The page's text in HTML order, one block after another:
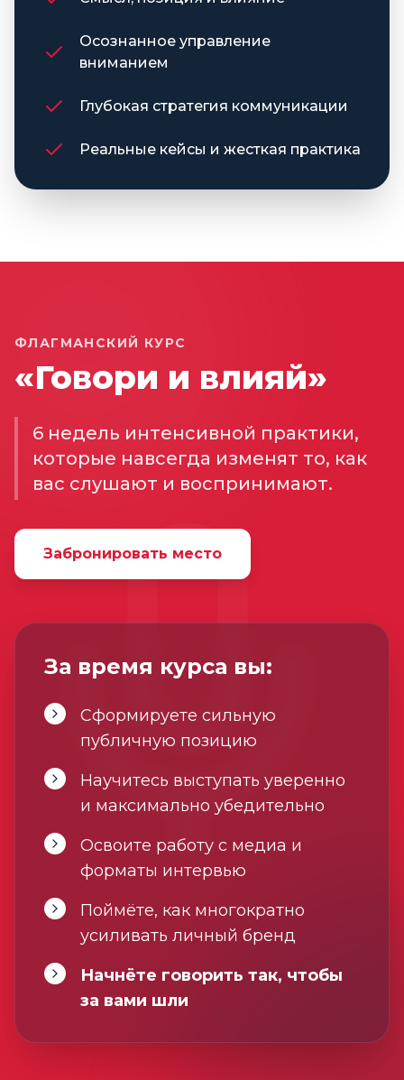
Осознанное управление
вниманием
Глубокая стратегия коммуникации
Реальные кейсы и жесткая практика
ФЛАГМАНСКИЙ КУРС
«Говори и влияй»
6 недель интенсивной практики,
которые навсегда изменят то, как
вас слушают и воспринимают.
Забронировать место
За время курса вы:
Сформируете сильную
публичную позицию
Научитесь выступать уверенно
и максимально убедительно
Освоите работу с медиа и
форматы интервью
Поймёте, как многократно
усиливать личный бренд
Начнёте говорить так, чтобы
за вами шли